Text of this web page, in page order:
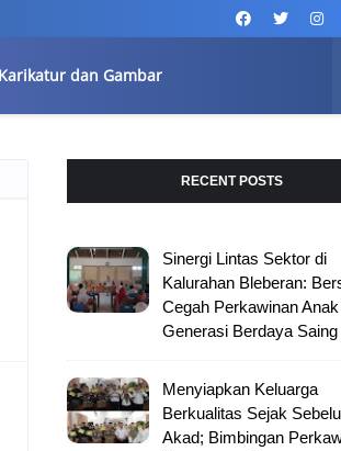
dan Gambar
RECENT POSTS
Sinergi Lintas Sektor di
Kalurahan Bleberan:
Cegah Perkawinan
Generasi Berdaya Saing
Menyiapkan Keluarga
Berkualitas Sejak
Akad; Bimbingan